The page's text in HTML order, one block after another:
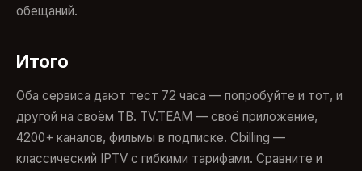
обещаний.
Итого
Оба сервиса дают тест 72 часа — попробуйте и тот, и
другой на своём ТВ. TV.TEAM — своё приложение,
4200+ каналов, фильмы в подписке. Cbilling —
классический IPTV с гибкими тарифами. Сравните и